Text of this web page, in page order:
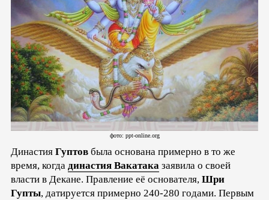
фото: ppt-online.org
Династия Гуптов была основана примерно в то же
время, когда династия Вакатака заявила о своей
власти в Декане. Правление её основателя, Шри
Гупты, датируется примерно 240-280 годами. Первым